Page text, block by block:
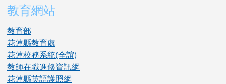
教育網站
教育部
花蓮縣教育處
花蓮校務系統(全誼)
教師在職進修資訊網
花蓮縣英語護照網